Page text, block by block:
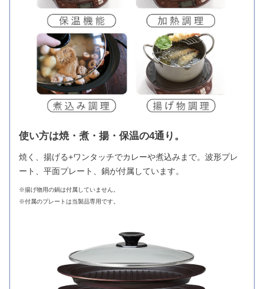
使い方は焼・煮・揚・保温の4通り。
焼く、揚げる+ワンタッチでカレーや煮込みまで。波形プレ
ート、平面プレート、鍋が付属しています。
※揚げ物用の鍋は付属していません。
※付属のプレートは当製品専用です。